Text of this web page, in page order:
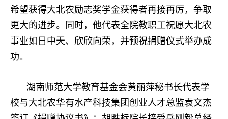
希望获得大北农励志奖学金获得者再接再厉，争取
更大的进步。同时，他代表全院教职工祝愿大北农
事业如日中天、欣欣向荣，并预祝捐赠仪式举办成
功。
湖南师范大学教育基金会黄丽萍秘书长代表学
校与大北农华有水产科技集团创业人才总监袁文杰